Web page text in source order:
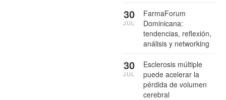
FarmaForum
Dominicana:
tendencias, reflexión,
análisis y networking
30
JUL
Esclerosis múltiple
puede acelerar la
pérdida de volumen
cerebral
30
JUL